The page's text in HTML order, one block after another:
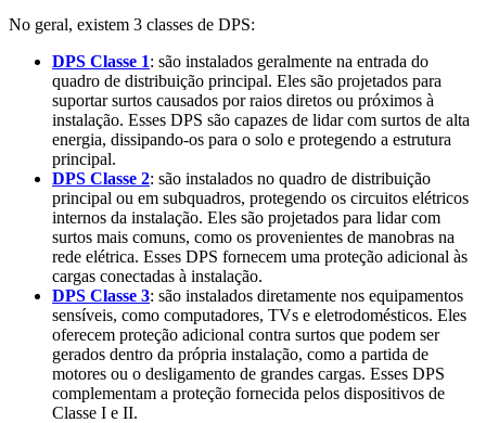
No geral, existem 3 classes de DPS:
DPS Classe 1: são instalados geralmente na entrada do
quadro de distribuição principal. Eles são projetados para
suportar surtos causados por raios diretos ou próximos à
instalação. Esses DPS são capazes de lidar com surtos de alta
energia, dissipando-os para o solo e protegendo a estrutura
principal.
DPS Classe 2: são instalados no quadro de distribuição
principal ou em subquadros, protegendo os circuitos elétricos
internos da instalação. Eles são projetados para lidar com
surtos mais comuns, como os provenientes de manobras na
rede elétrica. Esses DPS fornecem uma proteção adicional às
cargas conectadas à instalação.
DPS Classe 3: são instalados diretamente nos equipamentos
sensíveis, como computadores, TVs e eletrodomésticos. Eles
oferecem proteção adicional contra surtos que podem ser
gerados dentro da própria instalação, como a partida de
motores ou o desligamento de grandes cargas. Esses DPS
complementam a proteção fornecida pelos dispositivos de
Classe I e II.